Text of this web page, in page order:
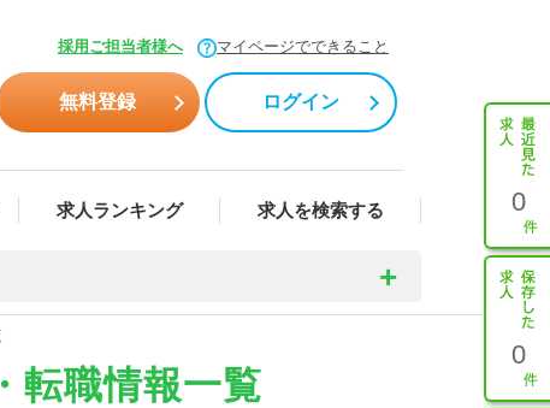
採用ご担当者様へ マイページでできること
無料登録 ログイン
求人ランキング 求人を検索する 0
0
転職情報一覧